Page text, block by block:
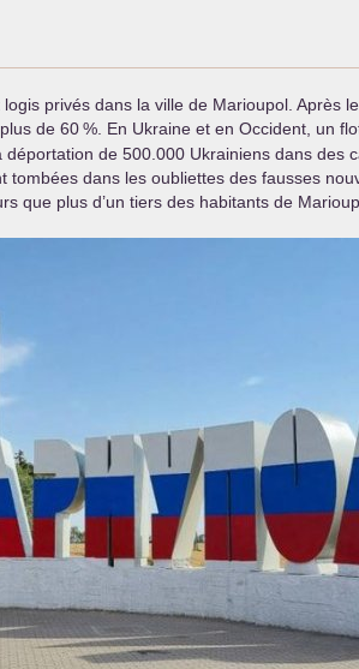
privés dans la ville de Marioupol. Après
de 60%. En Ukraine et en Occident, un
de 500.000 Ukrainiens dans des
dans les oubliettes des fausses
que plus d’un tiers des habitants de